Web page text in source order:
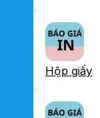
Hộp giấy